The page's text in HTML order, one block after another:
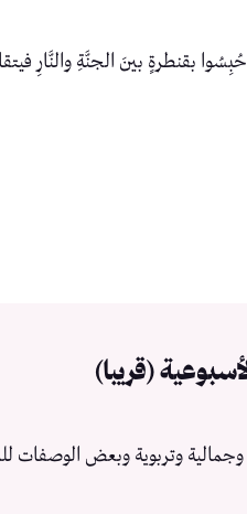
بقنطرةٍ بينَ الجنَّةِ والنَّارِ
(قريبا)
وتربوية وبعض الوصفات